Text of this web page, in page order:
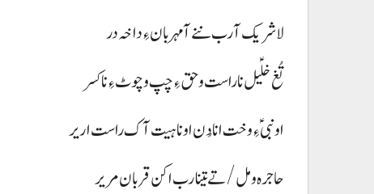
لا شریک آ رب ننے آ مہربان ءِ داخہ در
تُغ خلؑیل نا راست و حق ءِ چپ و چوٹ ءِ نا کسر
او نبی ؑ ءِ وخت انا دُن اونا ہیت آک راست اریر
حاجرہ و مل/ تے تینا رب اکن قربان مریر